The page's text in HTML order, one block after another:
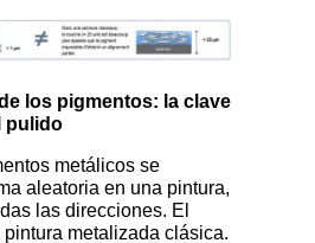
los pigmentos: la clave
pulido
metálicos se
aleatoria en una pintura,
las direcciones. El
metalizada clásica.